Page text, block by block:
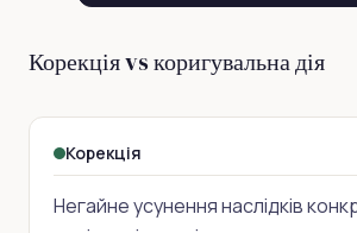
Корекція vs коригувальна дія
Корекція
Негайне усунення наслідків